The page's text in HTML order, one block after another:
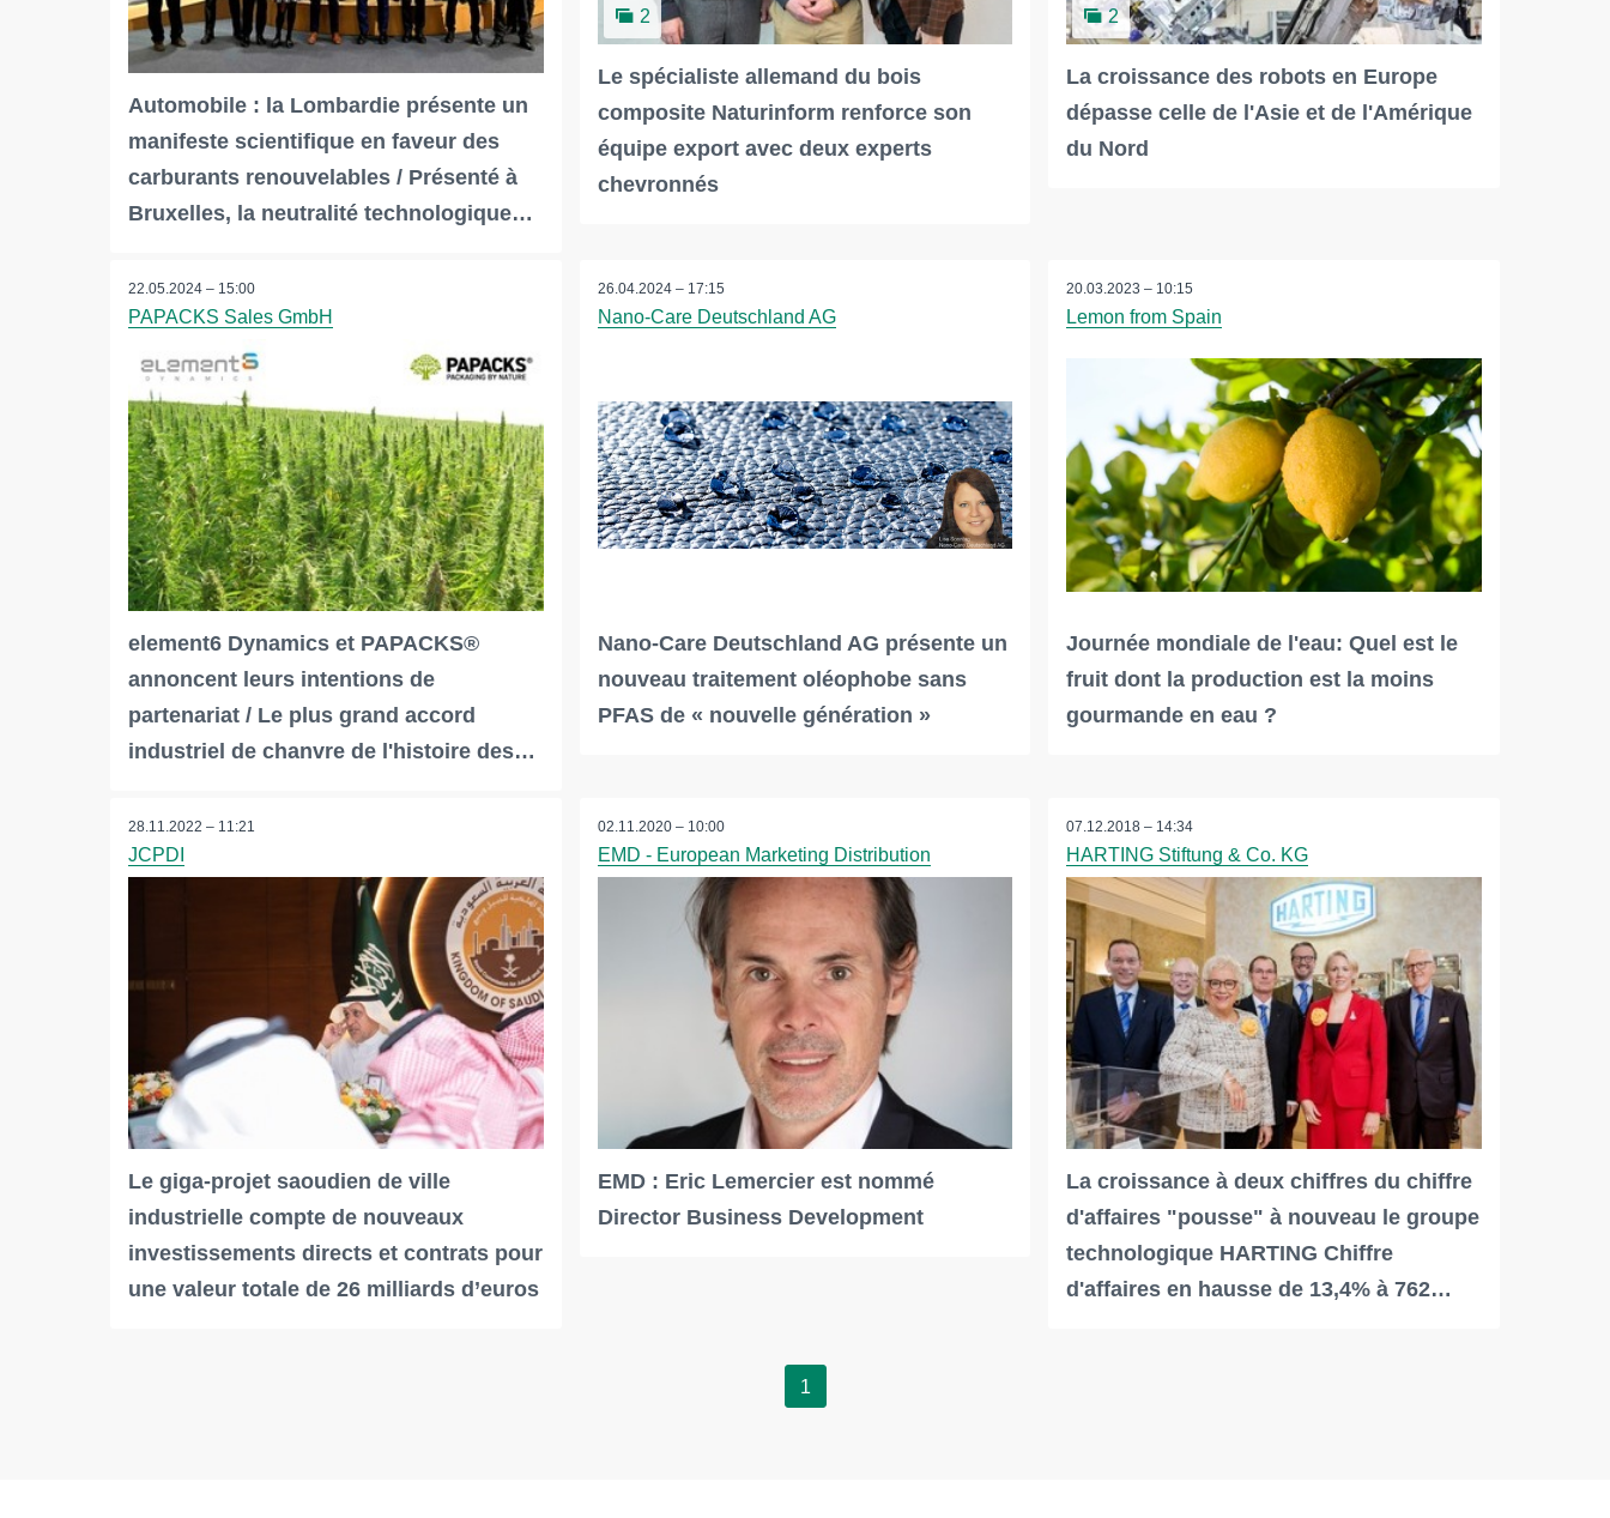
Automobile : la Lombardie présente un
manifeste scientifique en faveur des
carburants renouvelables / Présenté à
Bruxelles, la neutralité technologique…
2
Le spécialiste allemand du bois
composite Naturinform renforce son
équipe export avec deux experts
chevronnés
2
La croissance des robots en Europe
dépasse celle de l'Asie et de l'Amérique
du Nord
22.05.2024 – 15:00
PAPACKS Sales GmbH
element6 Dynamics et PAPACKS®
annoncent leurs intentions de
partenariat / Le plus grand accord
industriel de chanvre de l'histoire des…
26.04.2024 – 17:15
Nano-Care Deutschland AG
Nano‐Care Deutschland AG présente un
nouveau traitement oléophobe sans
PFAS de « nouvelle génération »
20.03.2023 – 10:15
Lemon from Spain
Journée mondiale de l'eau: Quel est le
fruit dont la production est la moins
gourmande en eau ?
28.11.2022 – 11:21
JCPDI
Le giga-projet saoudien de ville
industrielle compte de nouveaux
investissements directs et contrats pour
une valeur totale de 26 milliards d’euros
02.11.2020 – 10:00
EMD - European Marketing Distribution
EMD : Eric Lemercier est nommé
Director Business Development
07.12.2018 – 14:34
HARTING Stiftung & Co. KG
La croissance à deux chiffres du chiffre
d'affaires "pousse" à nouveau le groupe
technologique HARTING Chiffre
d'affaires en hausse de 13,4% à 762…
1